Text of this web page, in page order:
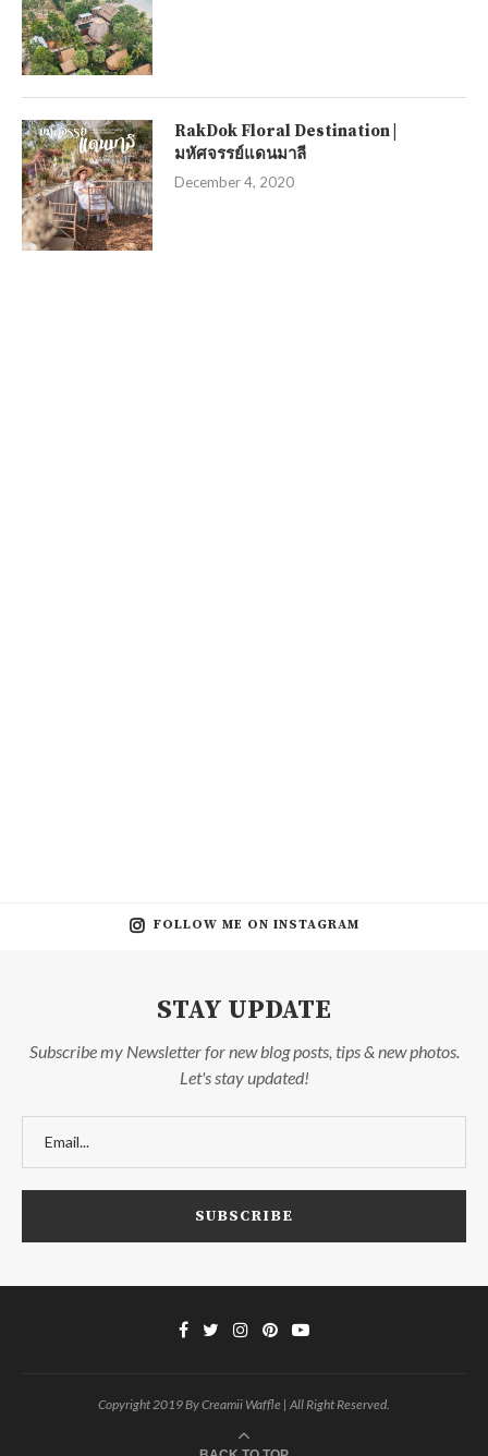
RakDok Floral Destination |
มหัศจรรย์แดนมาลี
December 4, 2020
FOLLOW ME ON INSTAGRAM
STAY UPDATE
Subscribe my Newsletter for new blog posts, tips & new photos.
Let's stay updated!
Copyright 2019 By Creamii Waffle | All Right Reserved.